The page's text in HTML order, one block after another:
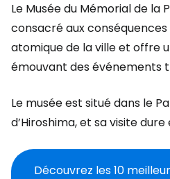
Le Musée du Mémorial de la
consacré aux
atomique de la ville et offre
émouvant des événements
Le musée est situé dans le
d’Hiroshima, et sa visite
Découvrez les 10